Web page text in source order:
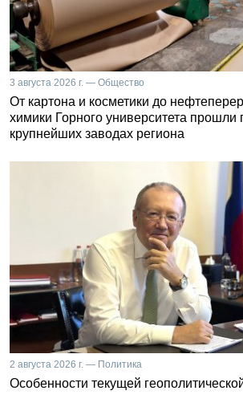
3 августа 2026 г. — Общество
От картона и косметики до
химики Горного университета прошли
крупнейших заводах региона
2 августа 2026 г. — Политика
Особенности текущей